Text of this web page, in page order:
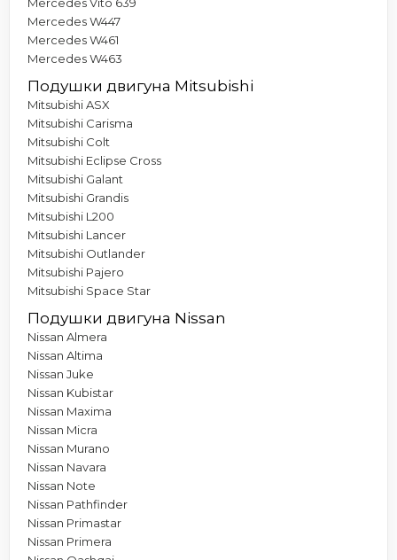
Mercedes W447
Mercedes W461
Mercedes W463
Подушки двигуна Mitsubishi
Mitsubishi ASX
Mitsubishi Carisma
Mitsubishi Colt
Mitsubishi Eclipse Cross
Mitsubishi Galant
Mitsubishi Grandis
Mitsubishi L200
Mitsubishi Lancer
Mitsubishi Outlander
Mitsubishi Pajero
Mitsubishi Space Star
Подушки двигуна Nissan
Nissan Almera
Nissan Altima
Nissan Juke
Nissan Kubistar
Nissan Maxima
Nissan Micra
Nissan Murano
Nissan Navara
Nissan Note
Nissan Pathfinder
Nissan Primastar
Nissan Primera